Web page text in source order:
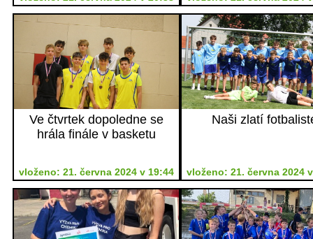
Ve čtvrtek dopoledne se
hrála finále v basketu
vloženo: 21. června 2024 v 19:44
Naši zlatí
vloženo: 21. června 2024